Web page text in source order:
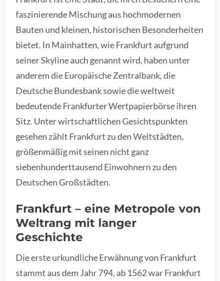
faszinierende Mischung aus hochmodernen
Bauten und kleinen, historischen Besonderheiten
bietet. In Mainhatten, wie Frankfurt aufgrund
seiner Skyline auch genannt wird, haben unter
anderem die Europäische Zentralbank, die
Deutsche Bundesbank sowie die weltweit
bedeutende Frankfurter Wertpapierbörse ihren
Sitz. Unter wirtschaftlichen Gesichtspunkten
gesehen zählt Frankfurt zu den Weltstädten,
größenmäßig mit seinen nicht ganz
siebenhunderttausend Einwohnern zu den
Deutschen Großstädten.
Frankfurt – eine Metropole von
Weltrang mit langer
Geschichte
Die erste urkundliche Erwähnung von Frankfurt
stammt aus dem Jahr 794, ab 1562 war Frankfurt